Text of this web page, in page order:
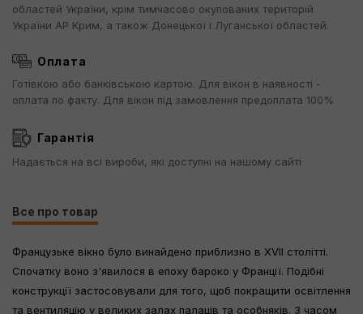
областей України, крім тимчасово окупованих територій
України АР Крим, а також Донецької і Луганської областей.
Оплата
Готівкою або банківською картою. Для вікон в наявності -
оплата по факту. Для вікон під замовлення предоплата 100%
Гарантія
Надається на всі вироби, які доступні на нашому сайті
Все про товар
Французьке вікно було винайдено приблизно в XVII столітті.
Спочатку воно з'явилося в епоху бароко у Франції. Подібні
конструкції застосовували для того, щоб покращити освітлення
та вентиляцію у великих залах палаців та особняків. З часом